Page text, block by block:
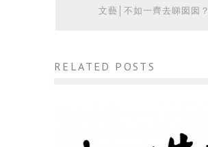
文藝│不如一齊去睇囡囡？
RELATED POSTS